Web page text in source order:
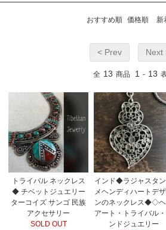
おすすめ順 価格順 新
< Prev Next
全 13 商品 1 - 13
トライバル ネックレス
◆ チベットジュエリー
ターコイズ サンゴ 民族
アクセサリー
SOLD OUT
インド◆ラジャスタ
メヘンディハートデ
ンのネックレス◆◇
アート・トライバル
ンドジュエリー